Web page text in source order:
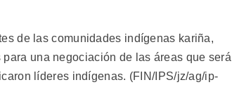
de las comunidades indígenas kariña,
una negociación de las áreas que
líderes indígenas. (FIN/IPS/jz/ag/ip-